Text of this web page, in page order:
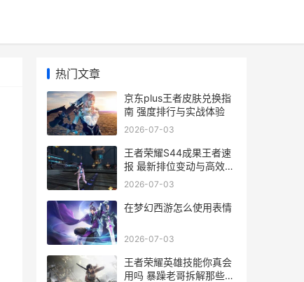
热门文章
京东plus王者皮肤兑换指
南 强度排行与实战体验
2026-07-03
王者荣耀S44成果王者速
报 最新排位变动与高效上
分指南
2026-07-03
在梦幻西游怎么使用表情
2026-07-03
王者荣耀英雄技能你真会
用吗 暴躁老哥拆解那些坑